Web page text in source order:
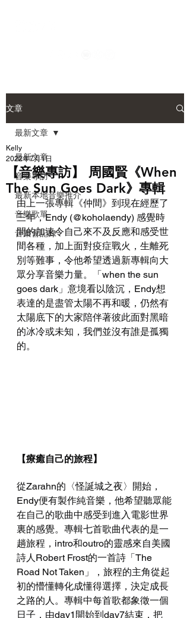
文章
最新文章
音樂專訪
最新本地音樂推介
音樂歌單
音樂會記錄
最新文章
【音樂專訪】 周國賢《When
The Sun Goes Dark》專輯
Kelly
2022年7月1日
由上一張專輯《仲間》到現在經歷了
三年，Endy (@koholaendy) 感覺時
間的加速令自己來不及反應和感受世
間各種，加上面對疫症戰火，生離死
別等難事，令他希望透過新專輯向大
眾分享音樂力量。「when the sun
goes dark」意境看以陰沉，Endy想
表達的是盡管太陽不再和暖，仍然有
太陽底下的大家陪伴著彼此面對黑暗
的冰冷或未知，我們並沒有誰是孤獨
的。
【療癒自己的旅程】
從Zarahn的〈怪誕城之夜〉開始，
Endy便有製作純音樂，他希望聽眾能
在自己的歌曲中感受到進入電影世界
裏的感覺。專輯七首歌曲代表的是一
趟旅程，intro和outro的靈感來自美國
詩人Robert Frost的一首詩「The
Road Not Taken」，旅程的主角從起
初的懵懂轉化成懂得選擇，決定成長
之路的人。專輯中每首歌都象徵一個
日子，由day1開始到day7結束，把